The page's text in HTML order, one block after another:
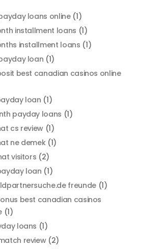
loans online(1)
installment loans (1)
installment loans (1)
loan (1)
best canadian casinos online
loan (1)
payday loans (1)
cs review (1)
ne demek(1)
visitors (2)
loan (1)
freunde(1)
best canadian casinos
(1)
loans (1)
review(2)